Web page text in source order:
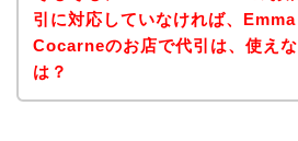
引に対応していなければ、Emma
Cocarneのお店で代引は、使え
は？